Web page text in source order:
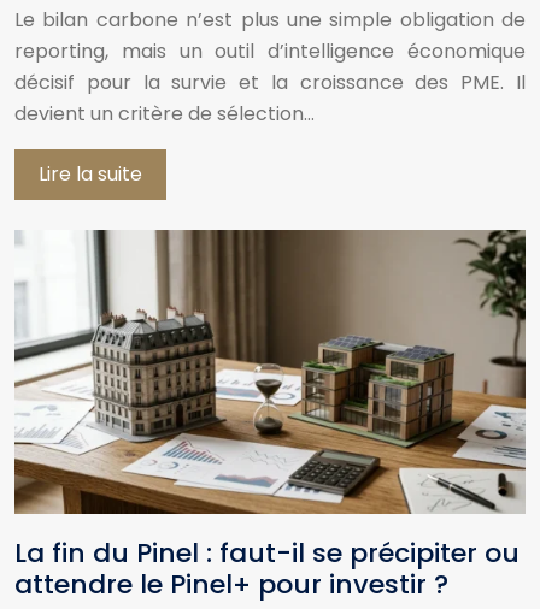
Le bilan carbone n’est plus une simple obligation de
reporting, mais un outil d’intelligence économique
décisif pour la survie et la croissance des PME. Il
devient un critère de sélection…
Lire la suite
La fin du Pinel : faut-il se précipiter ou
attendre le Pinel+ pour investir ?